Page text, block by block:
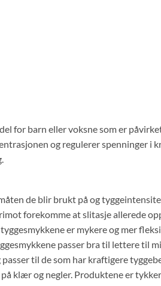
for barn eller voksne som er
og regulerer spenninger
de blir brukt på og
forekomme at slitasje allerede
tyggesmykkene er mykere og mer
passer bra til lettere til
til de som har kraftigere
klær og negler. Produktene er